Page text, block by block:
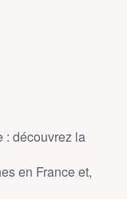
: découvrez la
en France et,